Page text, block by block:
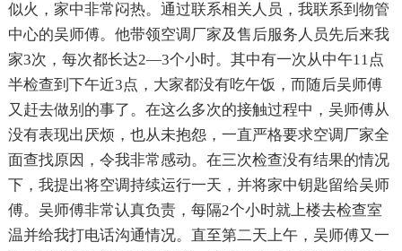
似火，家中非常闷热。通过联系相关人员，我联系到物管
中心的吴师傅。他带领空调厂家及售后服务人员先后来我
家3次，每次都长达2—3个小时。其中有一次从中午11点
半检查到下午近3点，大家都没有吃午饭，而随后吴师傅
又赶去做别的事了。在这么多次的接触过程中，吴师傅从
没有表现出厌烦，也从未抱怨，一直严格要求空调厂家全
面查找原因，令我非常感动。在三次检查没有结果的情况
下，我提出将空调持续运行一天，并将家中钥匙留给吴师
傅。吴师傅非常认真负责，每隔2个小时就上楼去检查室
温并给我打电话沟通情况。直至第二天上午，吴师傅又一